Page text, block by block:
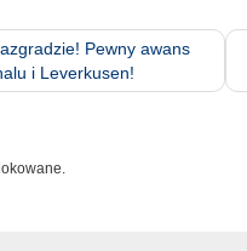
Pewny awans
i Leverkusen!